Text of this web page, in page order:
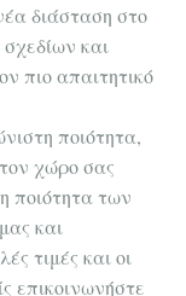
διάσταση στο
και
πιο απαιτητικό
ποιότητα,
χώρο σας
ποιότητα των
και
τιμές και οι
επικοινωνήστε